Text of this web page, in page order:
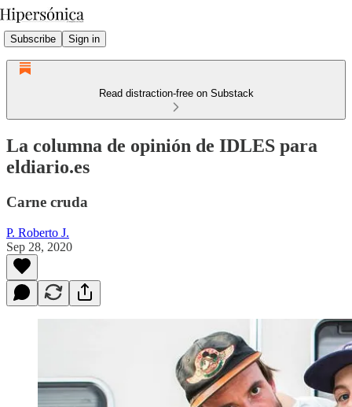
Subscribe Sign in
Read distraction-free on Substack
La columna de opinión de IDLES para
eldiario.es
Carne cruda
P. Roberto J.
Sep 28, 2020